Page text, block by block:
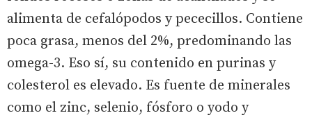
alimenta de cefalópodos y pececillos. Contiene
poca grasa, menos del 2%, predominando las
omega-3. Eso sí, su contenido en purinas y
colesterol es elevado. Es fuente de minerales
como el zinc, selenio, fósforo o yodo y